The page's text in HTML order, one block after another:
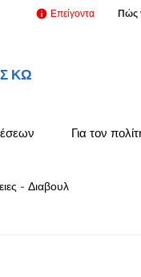
ΚΩ
Επείγοντα Πώς
Για τον
- Διαβουλ